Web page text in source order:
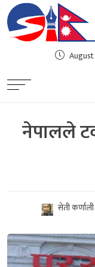
नेपालले
सेती